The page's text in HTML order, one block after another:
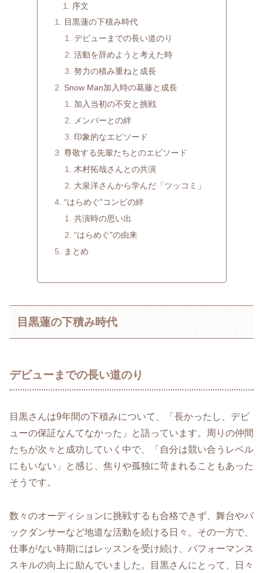
序文
目黒蓮の下積み時代
デビューまでの長い道のり
活動を辞めようと考えた時
努力の積み重ねと成長
Snow Man加入時の葛藤と成長
加入当初の不安と挑戦
メンバーとの絆
印象的なエピソード
尊敬する先輩たちとのエピソード
木村拓哉さんとの共演
大泉洋さんから学んだ「ツッコミ」
“はらめぐ”コンビの絆
共演時の思い出
“はらめぐ”の由来
まとめ
目黒蓮の下積み時代
デビューまでの長い道のり
目黒さんは9年間の下積みについて、「長かったし、デビ
ューの保証なんてなかった」と語っています。周りの仲間
たちが次々と成功していく中で、「自分は競い合うレベル
にもいない」と感じ、焦りや孤独に苛まれることもあった
そうです。
数々のオーディションに挑戦するも合格できず、舞台やバ
ックダンサーなど地道な活動を続ける日々。その一方で、
仕事がない時期にはレッスンを受け続け、パフォーマンス
スキルの向上に励んでいました。目黒さんにとって、日々